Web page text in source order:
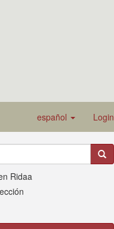
español Login
Ridaa